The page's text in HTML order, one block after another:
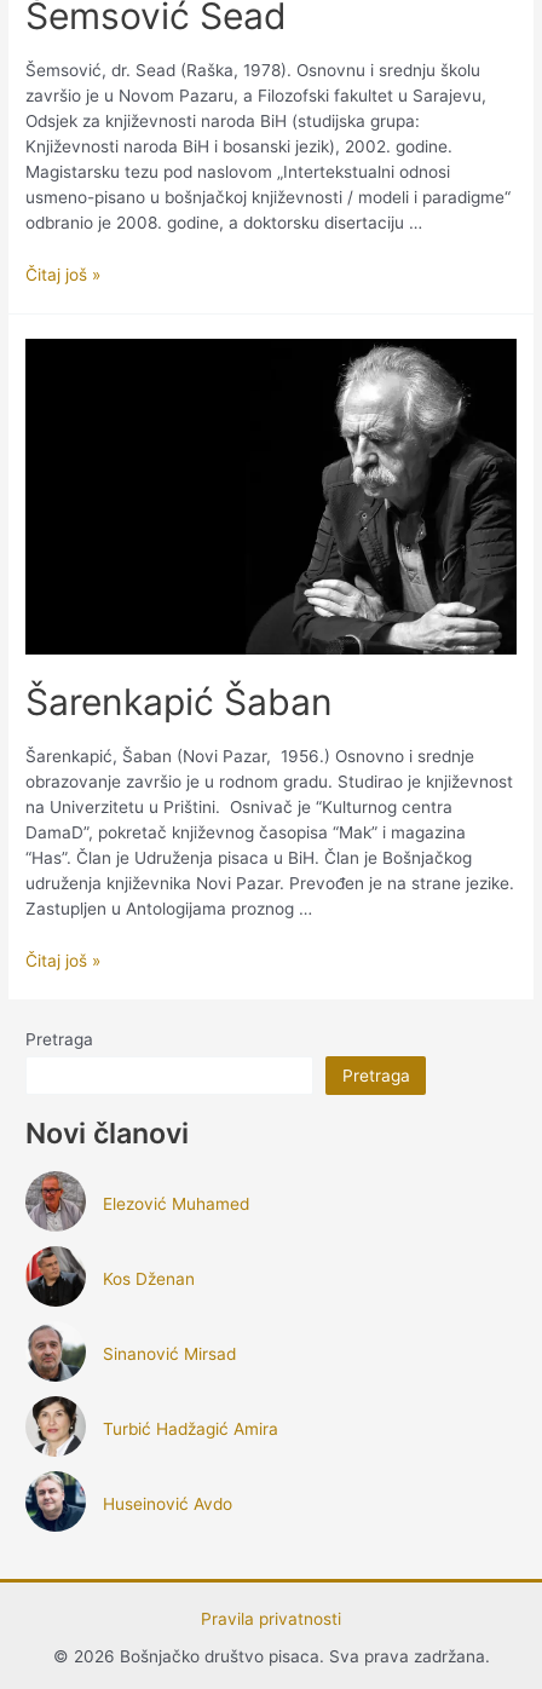
Šemsović Sead
Šemsović, dr. Sead (Raška, 1978). Osnovnu i srednju školu
završio je u Novom Pazaru, a Filozofski fakultet u Sarajevu,
Odsjek za književnosti naroda BiH (studijska grupa:
Književnosti naroda BiH i bosanski jezik), 2002. godine.
Magistarsku tezu pod naslovom „Intertekstualni odnosi
usmeno-pisano u bošnjačkoj književnosti / modeli i paradigme“
odbranio je 2008. godine, a doktorsku disertaciju …
Šemsović
Čitaj još »
Šarenkapić Šaban
Šarenkapić, Šaban (Novi Pazar, 1956.) Osnovno i srednje
obrazovanje završio je u rodnom gradu. Studirao je književnost
na Univerzitetu u Prištini. Osnivač je “Kulturnog centra
DamaD”, pokretač književnog časopisa “Mak” i magazina
“Has”. Član je Udruženja pisaca u BiH. Član je Bošnjačkog
udruženja književnika Novi Pazar. Prevođen je na strane jezike.
Zastupljen u Antologijama proznog …
Šarenkapić
Čitaj još »
Pretraga
Pretraga
Novi članovi
Elezović Muhamed
Kos Dženan
Sinanović Mirsad
Turbić Hadžagić Amira
Huseinović Avdo
Pravila privatnosti
© 2026 Bošnjačko društvo pisaca. Sva prava zadržana.